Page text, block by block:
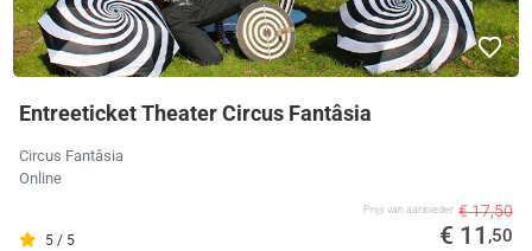
Entreeticket Theater Circus Fantâsia
Circus Fantâsia
Online
5 / 5
Prijs van aanbieder € 17,50
€ 11 ,50